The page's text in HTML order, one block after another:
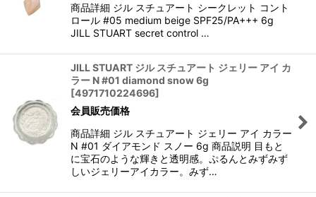
商品詳細 ジル スチュアート シークレット コント
ロール #05 medium beige SPF25/PA+++ 6g
JILL STUART secret control …
JILL STUART ジル スチュアート ジェリー アイ カ
ラー N #01 diamond snow 6g
[4971710224696]
会員販売価格
商品詳細 ジル スチュアート ジェリー アイ カラー
N #01 ダイアモンド スノー 6g 商品説明 目もと
に宝石のような輝きと透明感。ぷるんとみずみず
しいジェリーアイカラー。みず…